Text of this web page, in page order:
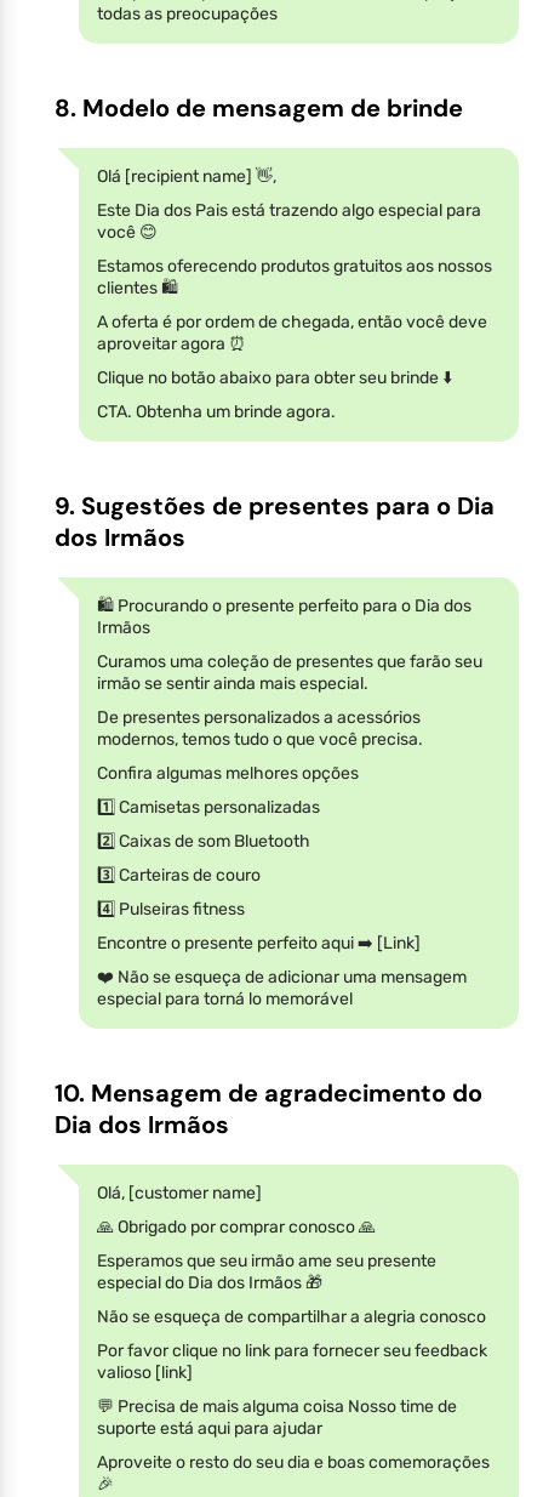
todas as preocupações
8. Modelo de mensagem de brinde
Olá [recipient name] 👋,
Este Dia dos Pais está trazendo algo especial para
você 😊
Estamos oferecendo produtos gratuitos aos nossos
clientes 🛍️
A oferta é por ordem de chegada, então você deve
aproveitar agora ⏰
Clique no botão abaixo para obter seu brinde ⬇️
CTA. Obtenha um brinde agora.
9. Sugestões de presentes para o Dia
dos Irmãos
🛍️ Procurando o presente perfeito para o Dia dos
Irmãos
Curamos uma coleção de presentes que farão seu
irmão se sentir ainda mais especial.
De presentes personalizados a acessórios
modernos, temos tudo o que você precisa.
Confira algumas melhores opções
1️⃣ Camisetas personalizadas
2️⃣ Caixas de som Bluetooth
3️⃣ Carteiras de couro
4️⃣ Pulseiras fitness
Encontre o presente perfeito aqui ➡️ [Link]
❤️ Não se esqueça de adicionar uma mensagem
especial para torná lo memorável
10. Mensagem de agradecimento do
Dia dos Irmãos
Olá, [customer name]
🙏 Obrigado por comprar conosco 🙏
Esperamos que seu irmão ame seu presente
especial do Dia dos Irmãos 🎁
Não se esqueça de compartilhar a alegria conosco
Por favor clique no link para fornecer seu feedback
valioso [link]
💬 Precisa de mais alguma coisa Nosso time de
suporte está aqui para ajudar
Aproveite o resto do seu dia e boas comemorações
🎉